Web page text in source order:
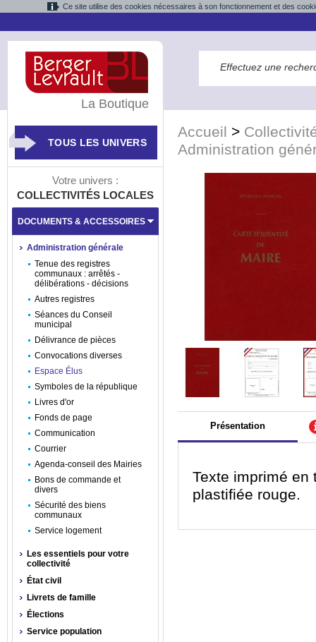
Ce site utilise des cookies nécessaires à son fonctionnement et des
Accueil >
Administration
Présentation
Texte imprimé en
plastifiée rouge.
La Boutique
TOUS LES UNIVERS
Votre univers :
COLLECTIVITÉS LOCALES
DOCUMENTS & ACCESSOIRES
Administration générale
Tenue des registres
communaux : arrêtés -
délibérations - décisions
Autres registres
Séances du Conseil
municipal
Délivrance de pièces
Convocations diverses
Espace Élus
Symboles de la république
Livres d'or
Fonds de page
Communication
Courrier
Agenda-conseil des Mairies
Bons de commande et
divers
Sécurité des biens
communaux
Service logement
Les essentiels pour votre
collectivité
État civil
Livrets de famille
Élections
Service population